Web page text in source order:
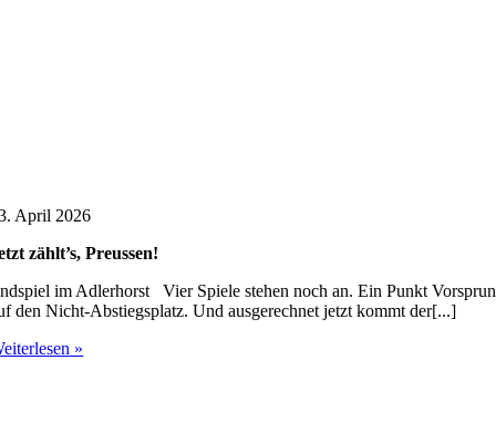
April 2026
zählt’s, Preussen!
im Adlerhorst Vier Spiele stehen noch an. Ein Punkt
den Nicht-Abstiegsplatz. Und ausgerechnet jetzt kommt der[...]
»